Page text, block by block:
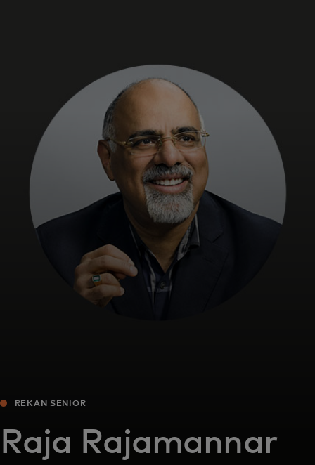
Untuk bisnis
Untuk dunia
Untuk inovator
Berita dan tren
REKAN SENIOR
Raja Rajamannar